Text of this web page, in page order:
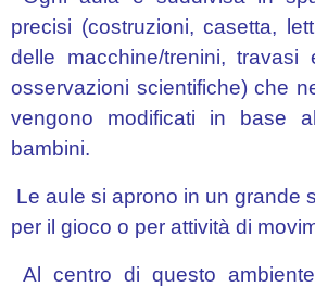
precisi (costruzioni, casetta,
delle macchine/trenini, travasi
osservazioni scientifiche) che
vengono modificati in base
bambini.
Le aule si aprono in un grande
per il gioco o per attività di
Al centro di questo